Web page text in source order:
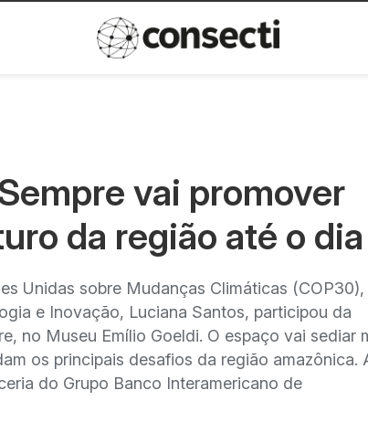
Política de
vai promover
da região até o dia
Unidas sobre Mudanças Climáticas (COP30),
e Inovação, Luciana Santos, participou da
no Museu Emílio Goeldi. O espaço vai sediar
os principais desafios da região amazônica.
do Grupo Banco Interamericano de